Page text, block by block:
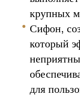
крупных
Сифон,
который
для